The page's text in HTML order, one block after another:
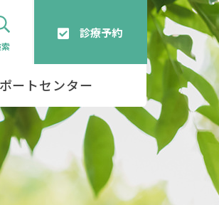
診療予約
ートセンター